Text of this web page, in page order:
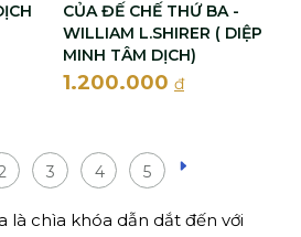
CỦA ĐẾ CHẾ THỨ BA -
WILLIAM L.SHIRER ( DIỆP
MINH TÂM DỊCH)
1.200.000 đ
3 4 5
là chìa khóa dẫn dắt đến với